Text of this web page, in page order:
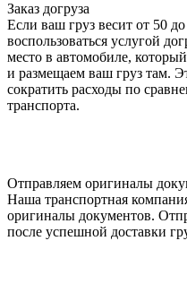
Заказ догруза
Если ваш груз весит от 50
воспользоваться услугой
место в автомобиле,
и размещаем ваш груз там.
сократить расходы по
транспорта.
Отправляем оригиналы
Наша транспортная
оригиналы документов.
после успешной доставки